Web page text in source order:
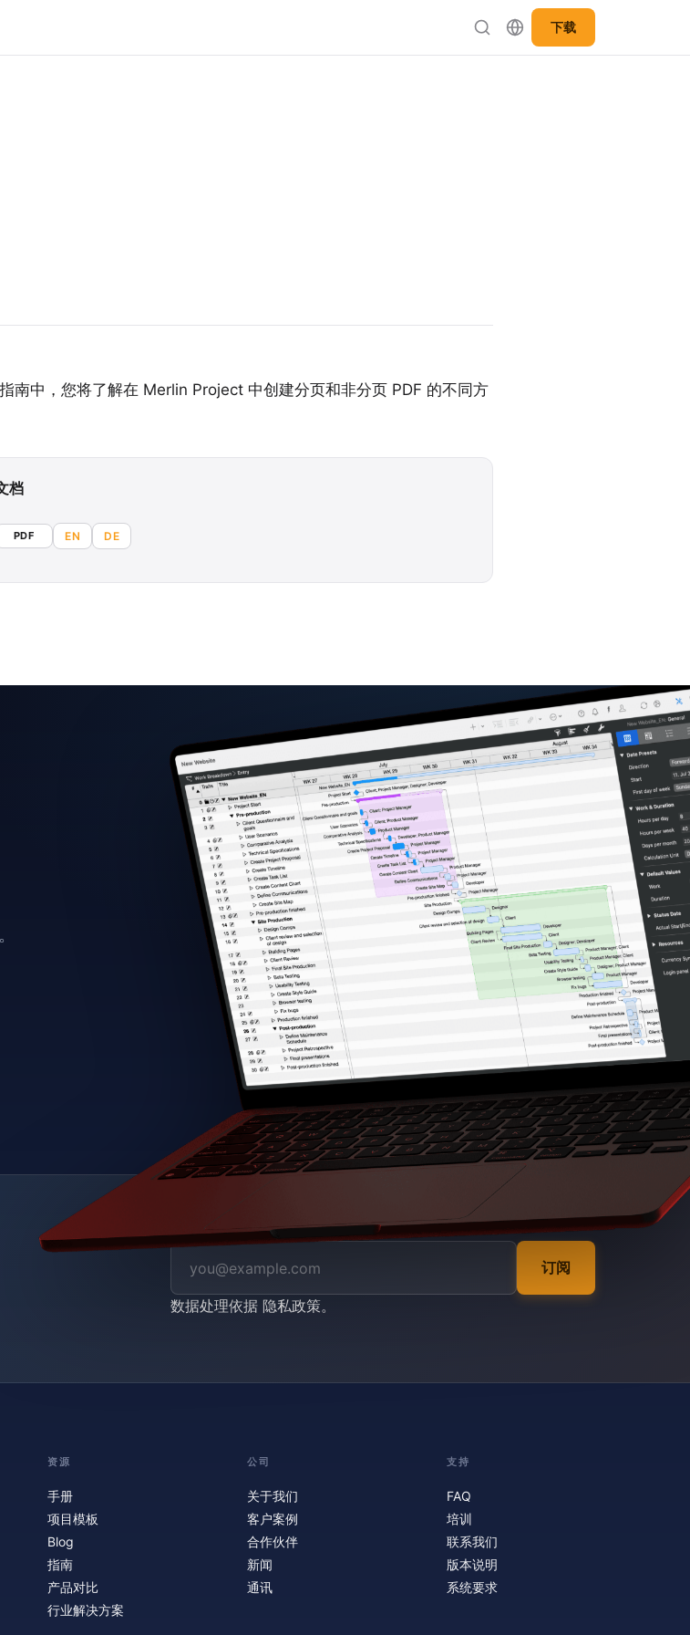
下载
南中，您将了解在 Merlin Project 中创建分页和非分页 PDF 的不同方
档
PDF EN DE
订阅
数据处理依据 隐私政策。
资源
手册
项目模板
Blog
指南
产品对比
行业解决方案
公司
关于我们
客户案例
合作伙伴
新闻
通讯
支持
FAQ
培训
联系我们
版本说明
系统要求